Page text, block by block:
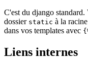
C'est du django standard.
dossier static à la
dans vos templates avec
Liens internes